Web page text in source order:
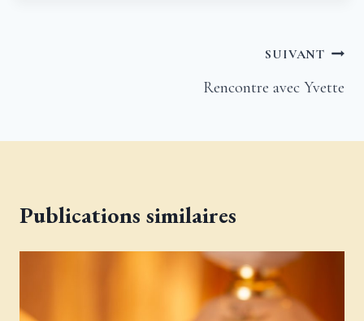
SUIVANT
Rencontre avec Yvette
Publications similaires